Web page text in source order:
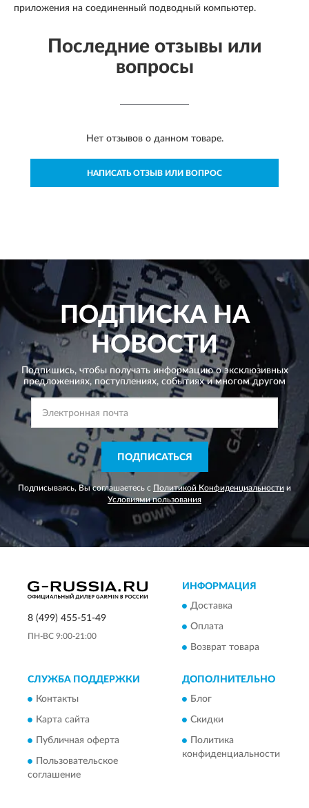
приложения на соединенный подводный компьютер.
Последние отзывы или
вопросы
Нет отзывов о данном товаре.
НАПИСАТЬ ОТЗЫВ ИЛИ ВОПРОС
ПОДПИСКА НА
НОВОСТИ
Подпишись, чтобы получать информацию о эксклюзивных
предложениях, поступлениях, событиях и многом другом
ПОДПИСАТЬСЯ
Подписываясь, Вы соглашаетесь с Политикой Конфиденциальности и
Условиями пользования
8 (499) 455-51-49
ПН-ВС 9:00-21:00
ИНФОРМАЦИЯ
Доставка
Оплата
Возврат товара
СЛУЖБА ПОДДЕРЖКИ
Контакты
Карта сайта
Публичная оферта
Пользовательское
соглашение
ДОПОЛНИТЕЛЬНО
Блог
Скидки
Политика
конфиденциальности